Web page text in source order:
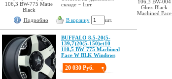
106,3 BW-775 Matte
Black
складе ~ 1шт.
Подробно В корзину шт.
BUFFALO 8,5-20(5-
139,7)20(5-150)et10
110,5 BW-775 Machined
Face W BLK Windows
20 030 Руб.
106,3 BW-004
Gloss Black
Machined Face